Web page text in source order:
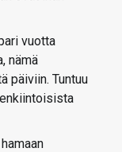
vuotta
nämä
päiviin. Tuntuu